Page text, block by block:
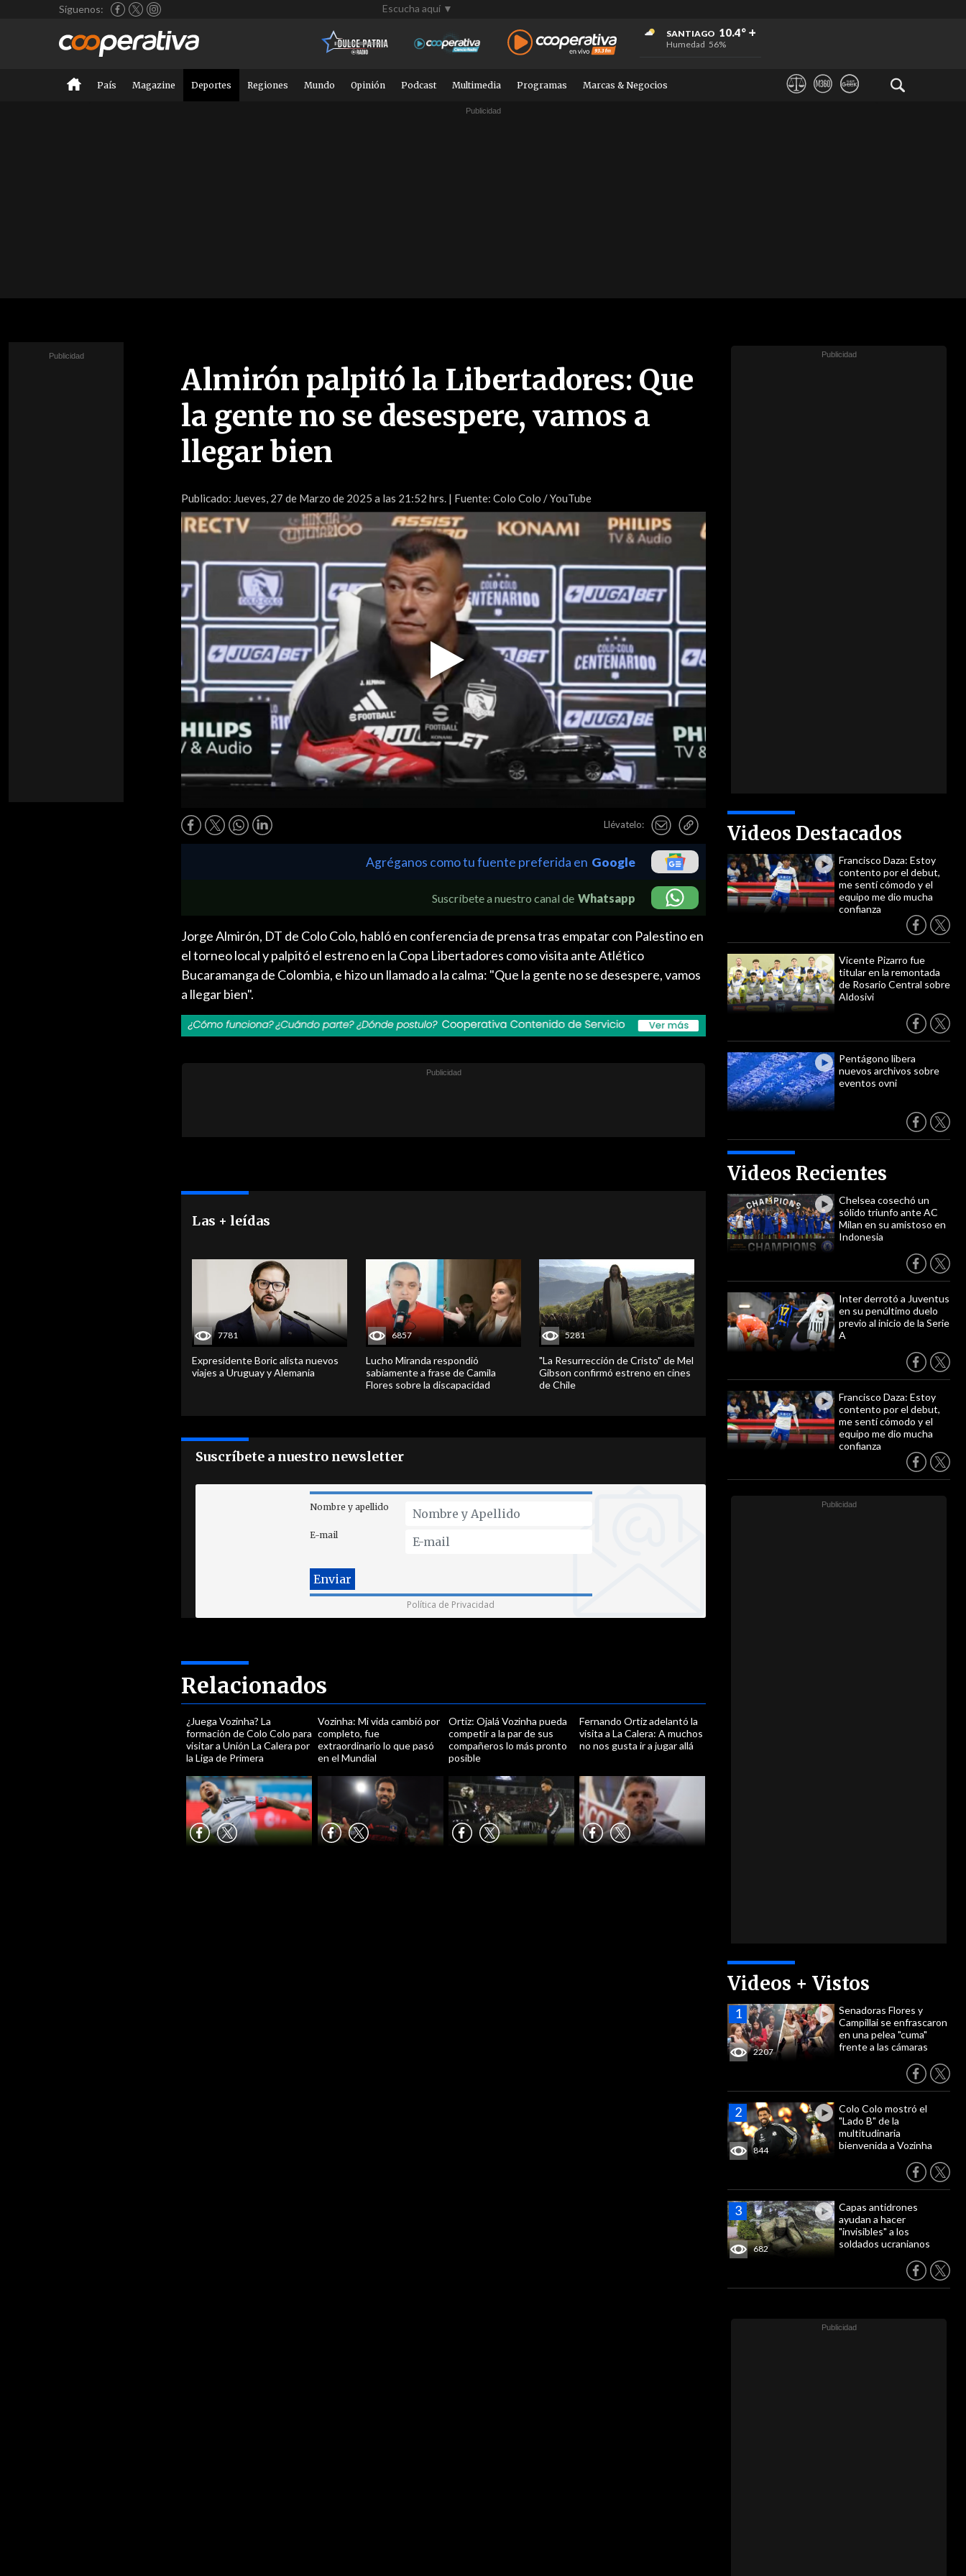
Síguenos: Escucha aquí ▼
SANTIAGO 10.4°
Humedad 56%
+
+
+
País Magazine Deportes Regiones Mundo Opinión Podcast Multimedia Programas Marcas & Negocios
Almirón palpitó la Libertadores: Que
la gente no se desespere, vamos a
llegar bien
Publicado: Jueves, 27 de Marzo de 2025 a las 21:52 hrs. | Fuente: Colo Colo / YouTube
Play
Video
Llévatelo: Videos Destacados
Francisco Daza: Estoy
contento por el debut,
me sentí cómodo y el
equipo me dio mucha
confianza
Vicente Pizarro fue
titular en la remontada
de Rosario Central sobre
Aldosivi
Pentágono libera
nuevos archivos sobre
eventos ovni
Videos Recientes
Chelsea cosechó un
sólido triunfo ante AC
Milan en su amistoso en
Indonesia
Inter derrotó a Juventus
en su penúltimo duelo
previo al inicio de la Serie
A
Francisco Daza: Estoy
contento por el debut,
me sentí cómodo y el
equipo me dio mucha
confianza
Videos + Vistos
2207
Senadoras Flores y
Campillai se enfrascaron
en una pelea "cuma"
frente a las cámaras
844
Colo Colo mostró el
"Lado B" de la
multitudinaria
bienvenida a Vozinha
682
Capas antidrones
ayudan a hacer
"invisibles" a los
soldados ucranianos
Agréganos como tu fuente preferida en Google
Suscríbete a nuestro canal de Whatsapp
Jorge Almirón, DT de Colo Colo, habló en conferencia de prensa tras empatar con Palestino en
el torneo local y palpitó el estreno en la Copa Libertadores como visita ante Atlético
Bucaramanga de Colombia, e hizo un llamado a la calma: "Que la gente no se desespere, vamos
a llegar bien".
Las + leídas
7781
Expresidente Boric alista nuevos
viajes a Uruguay y Alemania
6857
Lucho Miranda respondió
sabiamente a frase de Camila
Flores sobre la discapacidad
5281
"La Resurrección de Cristo" de Mel
Gibson confirmó estreno en cines
de Chile
Suscríbete a nuestro newsletter
Nombre y apellido
E-mail
Política de Privacidad
Relacionados
¿Juega Vozinha? La
formación de Colo Colo para
visitar a Unión La Calera por
la Liga de Primera
Vozinha: Mi vida cambió por
completo, fue
extraordinario lo que pasó
en el Mundial
Ortiz: Ojalá Vozinha pueda
competir a la par de sus
compañeros lo más pronto
posible
Fernando Ortiz adelantó la
visita a La Calera: A muchos
no nos gusta ir a jugar allá